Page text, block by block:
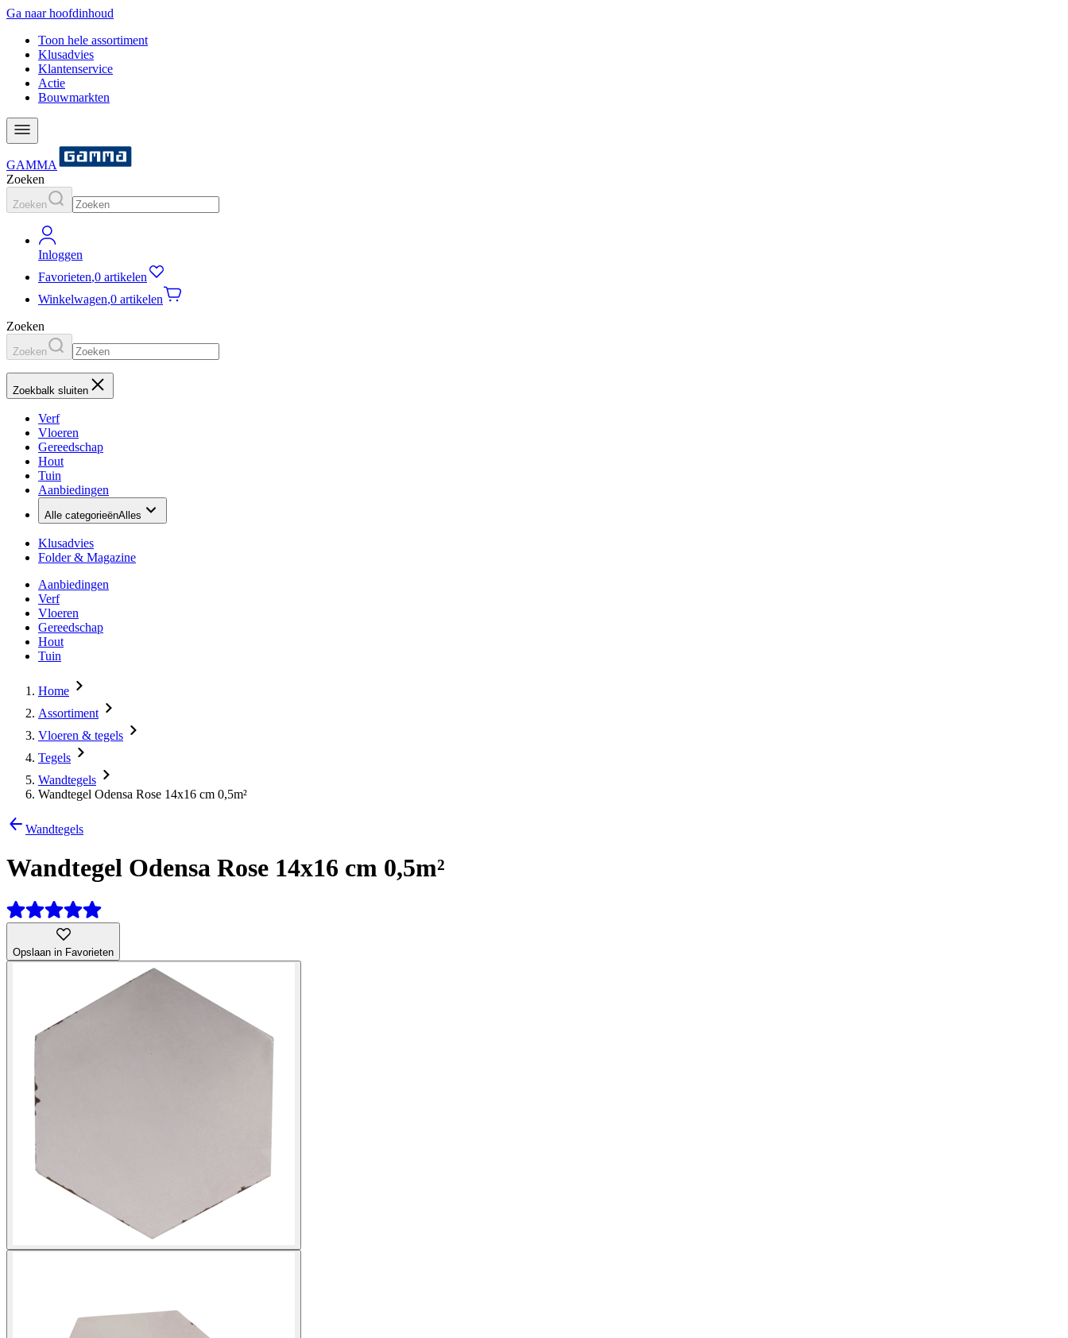
Ga naar hoofdinhoud
Toon hele assortiment
Klusadvies
Klantenservice
Actie
Bouwmarkten
GAMMA
Zoeken
Zoeken
Inloggen
Favorieten,0 artikelen
Winkelwagen,0 artikelen
Zoeken
Zoeken
Zoekbalk sluiten
Verf
Vloeren
Gereedschap
Hout
Tuin
Aanbiedingen
Alle categorieënAlles
Klusadvies
Folder & Magazine
Aanbiedingen
Verf
Vloeren
Gereedschap
Hout
Tuin
Home
Assortiment
Vloeren & tegels
Tegels
Wandtegels
Wandtegel Odensa Rose 14x16 cm 0,5m²
Wandtegels
Wandtegel Odensa Rose 14x16 cm 0,5m²
Opslaan in Favorieten